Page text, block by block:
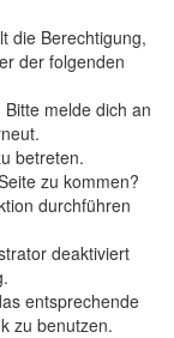
die Berechtigung,
der folgenden
melde dich an
betreten.
zu kommen?
durchführen
deaktiviert
entsprechende
zu benutzen.